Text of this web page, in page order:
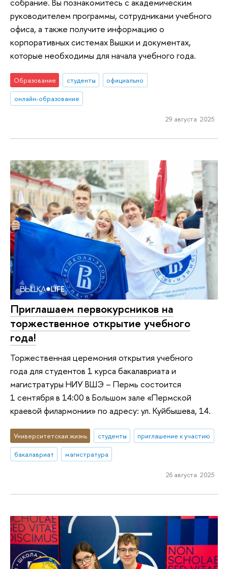
руководителем программы, сотрудниками учебного
офиса, а также получите информацию о
корпоративных системах Вышки и документах,
которые необходимы для начала учебного года.
Образование студенты
официально
онлайн-образование
29 августа 2025
Приглашаем первокурсников на
торжественное открытие учебного
года!
Торжественная церемония открытия учебного
года для студентов 1 курса бакалавриата и
магистратуры НИУ ВШЭ – Пермь состоится
1 сентября в 14:00 в Большом зале «Пермской
краевой филармонии» по адресу: ул. Куйбышева, 14.
Университетская жизнь студенты
приглашение к участию
бакалавриат
магистратура
26 августа 2025